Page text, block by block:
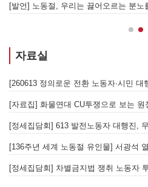
[발언] 노동절, 우리는 끓어오르는 분
자료실
[정세집담회] 613 발전노동자 대행진,
[정세집담회] 차별금지법 쟁취 노동자